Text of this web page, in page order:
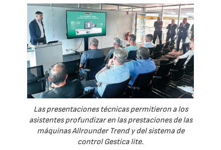
Las presentaciones técnicas permitieron a los
asistentes profundizar en las prestaciones de las
máquinas Allrounder Trend y del sistema de
control Gestica lite.